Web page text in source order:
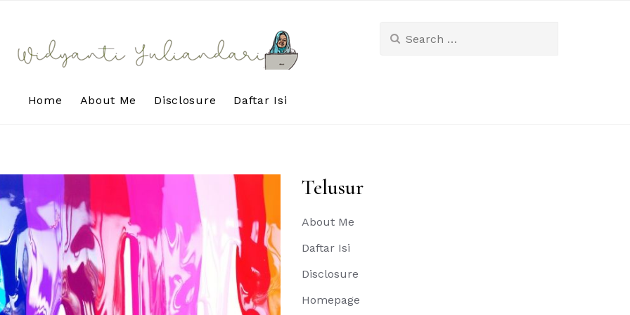
for:
Home About Me Disclosure Daftar Isi
Telusur
About Me
Daftar Isi
Disclosure
Homepage